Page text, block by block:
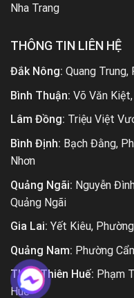
Nha Trang
THÔNG TIN LIÊN HỆ
Đắk Nông: Quang Trung,
Bình Thuận: Võ Văn
Lâm Đồng: Triệu Việt
Bình Định: Bạch Đằng,
Nhơn
Quảng Ngãi: Nguyễn
Quảng Ngãi
Gia Lai: Yết Kiêu,
Quảng Nam: Phường
Thừa Thiên Huế: Phạm
Huế